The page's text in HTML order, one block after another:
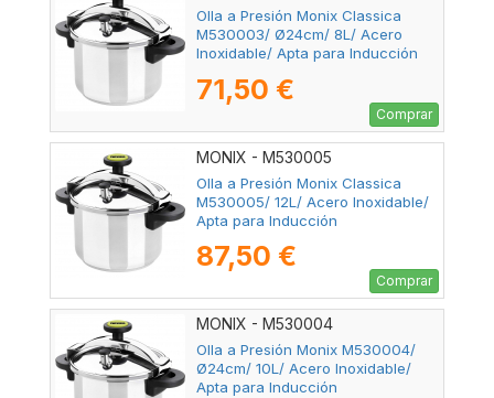
Olla a Presión Monix Classica
M530003/ Ø24cm/ 8L/ Acero
Inoxidable/ Apta para Inducción
71,50 €
Comprar
MONIX - M530005
Olla a Presión Monix Classica
M530005/ 12L/ Acero Inoxidable/
Apta para Inducción
87,50 €
Comprar
MONIX - M530004
Olla a Presión Monix M530004/
Ø24cm/ 10L/ Acero Inoxidable/
Apta para Inducción